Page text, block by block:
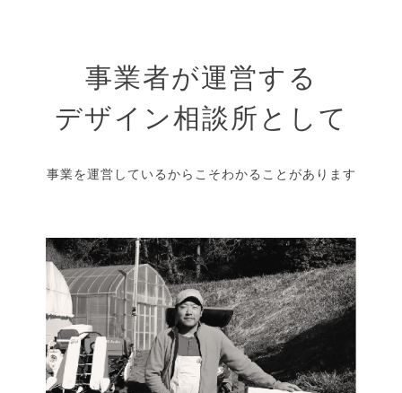
事業者が運営する
デザイン相談所として
事業を運営しているからこそわかることがあります